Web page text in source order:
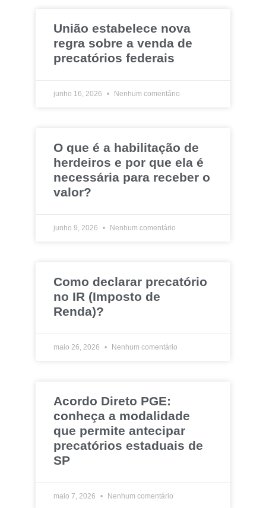
União estabelece nova
regra sobre a venda de
precatórios federais
junho 16, 2026 Nenhum comentário
O que é a habilitação de
herdeiros e por que ela é
necessária para receber o
valor?
junho 9, 2026 Nenhum comentário
Como declarar precatório
no IR (Imposto de
Renda)?
maio 26, 2026 Nenhum comentário
Acordo Direto PGE:
conheça a modalidade
que permite antecipar
precatórios estaduais de
SP
maio 7, 2026 Nenhum comentário